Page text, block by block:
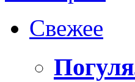
Свежее